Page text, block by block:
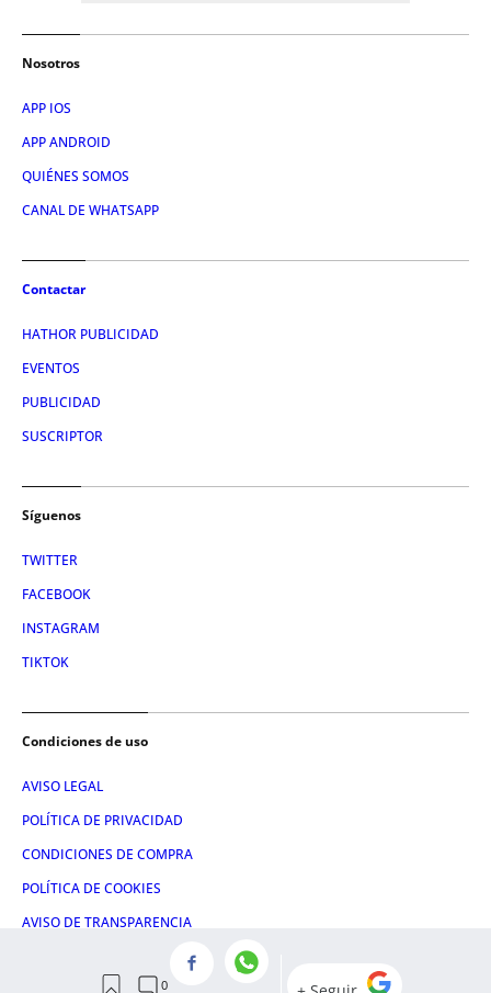
Nosotros
APP IOS
APP ANDROID
QUIÉNES SOMOS
CANAL DE WHATSAPP
Contactar
HATHOR PUBLICIDAD
EVENTOS
PUBLICIDAD
SUSCRIPTOR
Síguenos
TWITTER
FACEBOOK
INSTAGRAM
TIKTOK
Condiciones de uso
AVISO LEGAL
POLÍTICA DE PRIVACIDAD
CONDICIONES DE COMPRA
POLÍTICA DE COOKIES
AVISO DE TRANSPARENCIA